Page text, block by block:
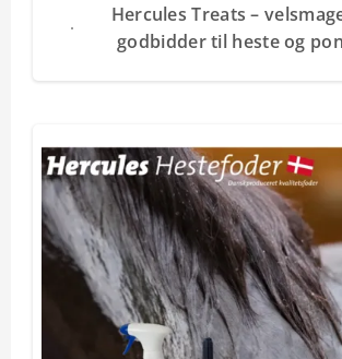
Hercules Treats –
godbidder til heste og